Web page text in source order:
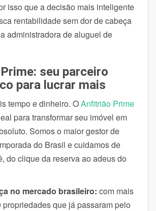
isso que a decisão mais inteligente
rentabilidade sem dor de cabeça
administradora de aluguel de
seu parceiro
para lucrar mais
tempo e dinheiro. OAnfitrião Prime
para transformar seu imóvel em
Somos o maior gestor de
do Brasil e cuidamos de
do clique da reserva ao adeus do
no mercado brasileiro: com mais
propriedades que já passaram pelo